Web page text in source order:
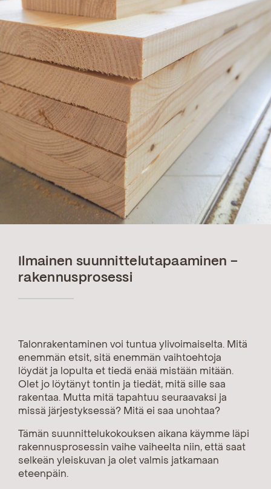
Ilmainen suunnittelutapaaminen –
rakennusprosessi
Talonrakentaminen voi tuntua ylivoimaiselta. Mitä
enemmän etsit, sitä enemmän vaihtoehtoja
löydät ja lopulta et tiedä enää mistään mitään.
Olet jo löytänyt tontin ja tiedät, mitä sille saa
rakentaa. Mutta mitä tapahtuu seuraavaksi ja
missä järjestyksessä? Mitä ei saa unohtaa?
Tämän suunnittelukokouksen aikana käymme läpi
rakennusprosessin vaihe vaiheelta niin, että saat
selkeän yleiskuvan ja olet valmis jatkamaan
eteenpäin.